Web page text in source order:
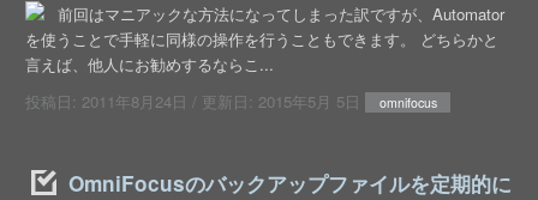
前回はマニアックな方法になってしまった訳ですが、Automator
を使うことで手軽に同様の操作を行うこともできます。 どちらかと
言えば、他人にお勧めするならこ...
投稿日: 2011年8月24日 / 更新日: 2015年5月 5日 omnifocus
OmniFocusのバックアップファイルを定期的に